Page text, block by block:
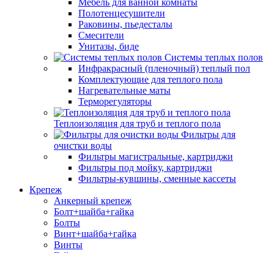
Мебель для ванной комнаты
Полотенцесушители
Раковины, пьедесталы
Смесители
Унитазы, биде
Системы теплых полов
Инфракрасный (пленочный) теплый пол
Комплектующие для теплого пола
Нагревательные маты
Терморегуляторы
Теплоизоляция для труб и теплого пола
Фильтры для
очистки воды
Фильтры магистральные, картриджи
Фильтры под мойку, картриджи
Фильтры-кувшины, сменные кассеты
Крепеж
Анкерный крепеж
Болт+шайба+гайка
Болты
Винт+шайба+гайка
Винты